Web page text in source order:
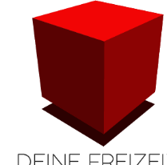
springen